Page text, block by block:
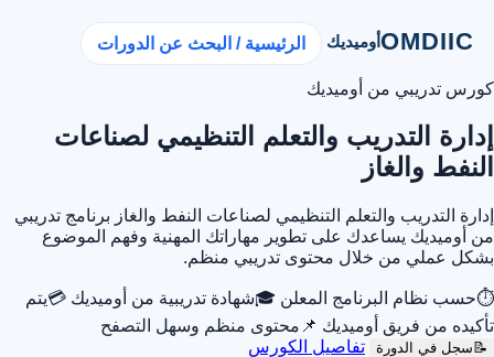
OMDIICأوميديك الرئيسية / البحث عن الدورات
كورس تدريبي من أوميديك
إدارة التدريب والتعلم التنظيمي لصناعات
النفط والغاز
إدارة التدريب والتعلم التنظيمي لصناعات النفط والغاز برنامج تدريبي
من أوميديك يساعدك على تطوير مهاراتك المهنية وفهم الموضوع
بشكل عملي من خلال محتوى تدريبي منظم.
⏱حسب نظام البرنامج المعلن 🎓شهادة تدريبية من أوميديك 💳يتم
تأكيده من فريق أوميديك 📌 محتوى منظم وسهل التصفح
📝 سجل في الدورة تفاصيل الكورس